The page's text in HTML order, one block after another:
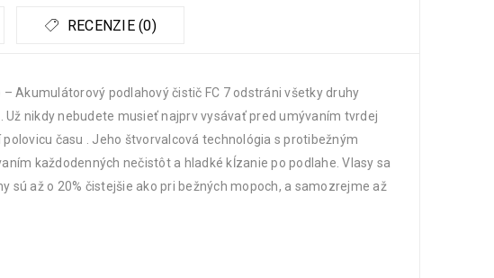
RECENZIE (0)
– Akumulátorový podlahový čistič FC 7 odstráni všetky druhy
nikdy nebudete musieť najprv vysávať pred umývaním tvrdej
času . Jeho štvorvalcová technológia s protibežným
každodenných nečistôt a hladké kĺzanie po podlahe. Vlasy sa
až o 20% čistejšie ako pri bežných mopoch, a samozrejme až